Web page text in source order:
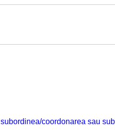
coordonarea sau sub